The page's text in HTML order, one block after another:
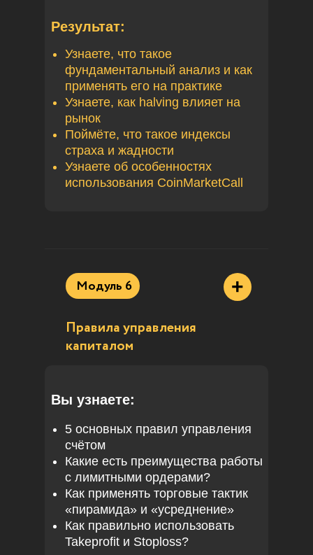
Результат:
Узнаете, что такое
фундаментальный анализ и как
применять его на практике
Узнаете, как halving влияет на
рынок
Поймёте, что такое индексы
страха и жадности
Узнаете об особенностях
использования CoinMarketCall
Модуль 6
Правила управления
капиталом
+
Вы узнаете:
5 основных правил управления
счётом
Какие есть преимущества работы
с лимитными ордерами?
Как применять торговые тактик
«пирамида» и «усреднение»
Как правильно использовать
Takeprofit и Stoploss?